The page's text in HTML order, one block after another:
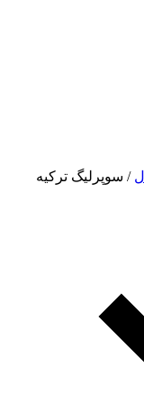
/ سوپرلیگ ترکیه